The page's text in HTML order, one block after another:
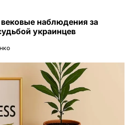
наблюдения за
украинцев